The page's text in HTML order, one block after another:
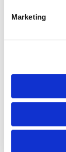
Marketing
Dies